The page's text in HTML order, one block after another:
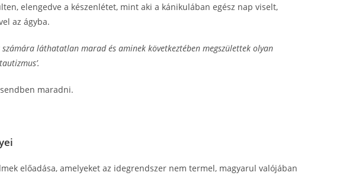
elengedve a készenlétet, mint aki a kánikulában egész nap viselt,
az ágyba.
láthatatlan marad és aminek következtében megszülettek olyan
maradni.
előadása, amelyeket az idegrendszer nem termel, magyarul valójában